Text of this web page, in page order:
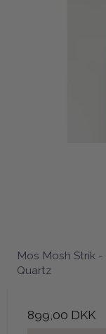
Mos Mosh Strik
Quartz
899,00 DKK